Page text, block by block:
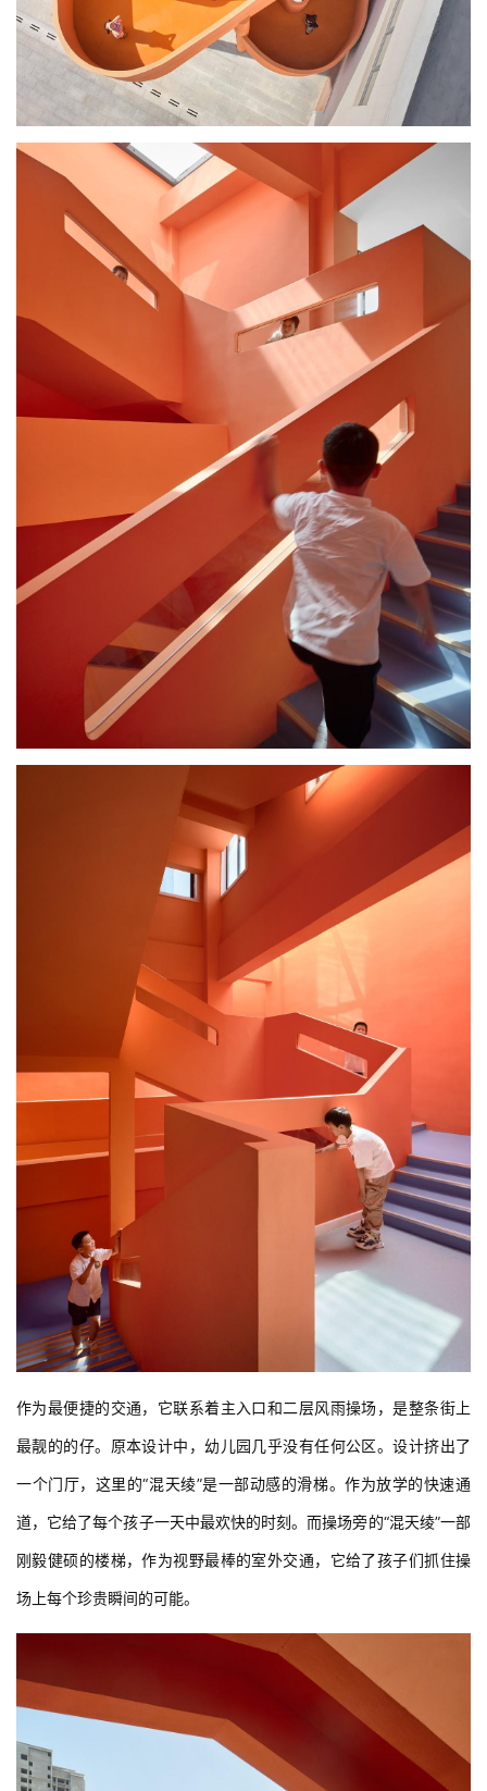
作为最便捷的交通，它联系着主入口和二层风雨操场，是整条街上
最靓的的仔。原本设计中，幼儿园几乎没有任何公区。设计挤出了
一个门厅，这里的“混天绫”是一部动感的滑梯。作为放学的快速通
道，它给了每个孩子一天中最欢快的时刻。而操场旁的“混天绫”一部
刚毅健硕的楼梯，作为视野最棒的室外交通，它给了孩子们抓住操
场上每个珍贵瞬间的可能。